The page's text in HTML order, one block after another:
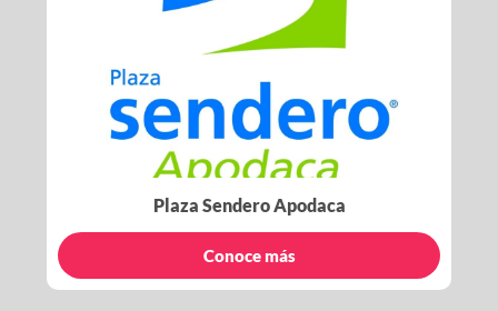
Plaza Sendero Apodaca
Conoce más